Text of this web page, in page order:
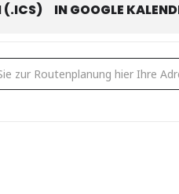
(.ICS) IN GOOGLE
[zxFpOdXgY]